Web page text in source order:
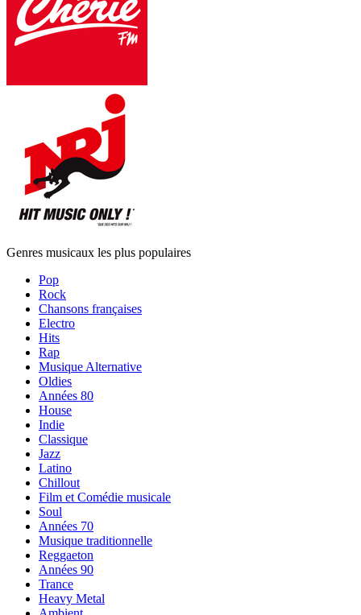
Genres musicaux les plus populaires
Pop
Rock
Chansons françaises
Electro
Hits
Rap
Musique Alternative
Oldies
Années 80
House
Indie
Classique
Jazz
Latino
Chillout
Film et Comédie musicale
Soul
Années 70
Musique traditionnelle
Reggaeton
Années 90
Trance
Heavy Metal